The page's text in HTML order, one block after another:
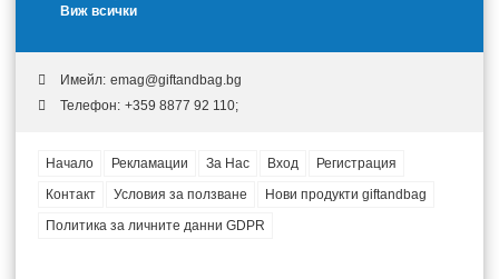
Виж всички
Имейл: emag@giftandbag.bg
Телефон: +359 8877 92 110;
Начало Рекламации За Нас Вход
Регистрация
Контакт
Условия за ползване
Нови продукти giftandbag
Политика за личните данни GDPR